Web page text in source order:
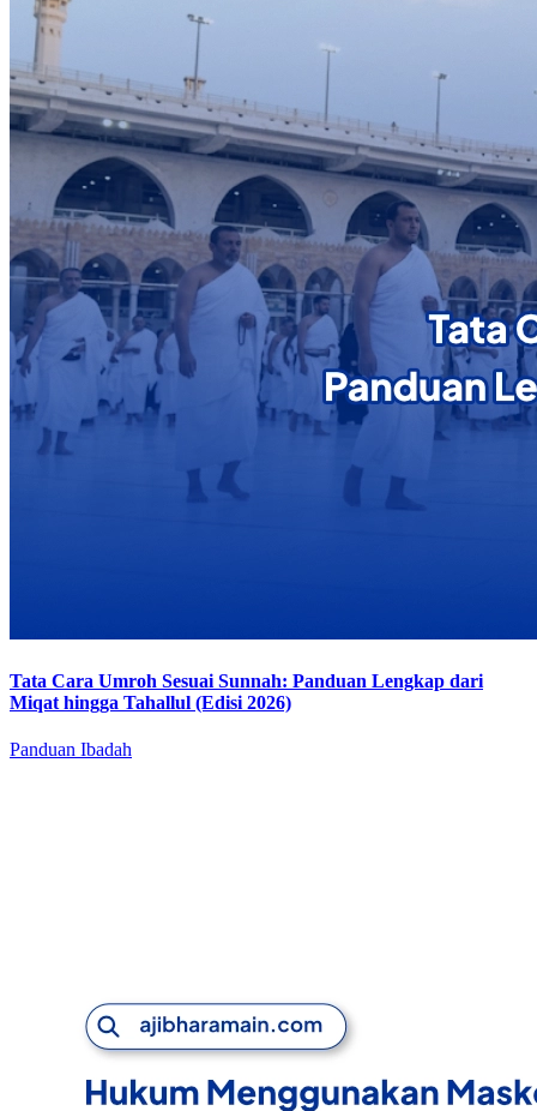
Tata Cara Umroh Sesuai Sunnah: Panduan Lengkap dari
Miqat hingga Tahallul (Edisi 2026)
Panduan Ibadah